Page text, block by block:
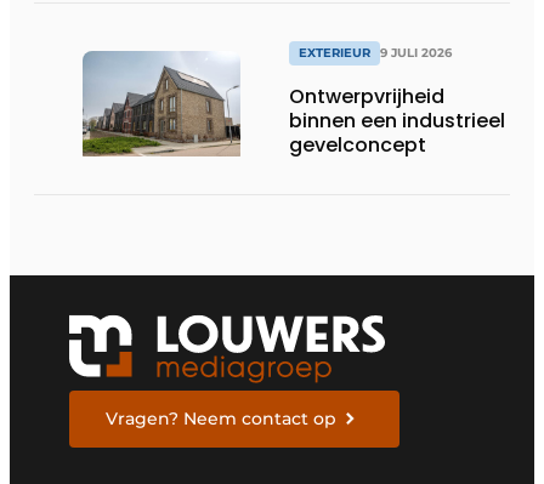
EXTERIEUR 9 JULI 2026
Ontwerpvrijheid
binnen een industrieel
gevelconcept
Vragen? Neem contact op